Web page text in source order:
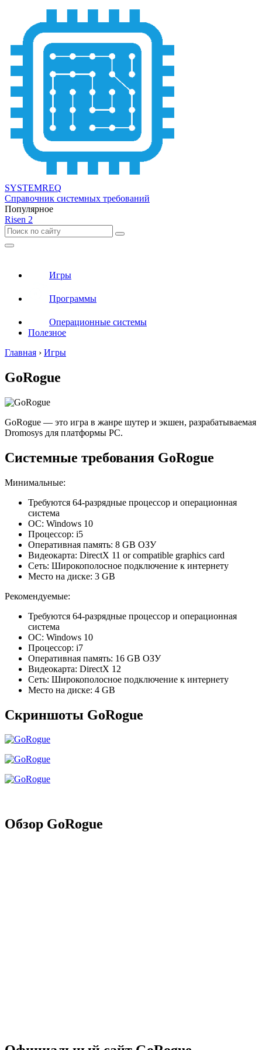
SYSTEMREQ
Справочник системных требований
Популярное
Risen 2
Игры
Программы
Операционные системы
Полезное
Главная › Игры
GoRogue
GoRogue — это игра в жанре шутер и экшен, разрабатываемая
Dromosys для платформы PC.
Системные требования GoRogue
Минимальные:
Требуются 64-разрядные процессор и операционная
система
ОС: Windows 10
Процессор: i5
Оперативная память: 8 GB ОЗУ
Видеокарта: DirectX 11 or compatible graphics card
Сеть: Широкополосное подключение к интернету
Место на диске: 3 GB
Рекомендуемые:
Требуются 64-разрядные процессор и операционная
система
ОС: Windows 10
Процессор: i7
Оперативная память: 16 GB ОЗУ
Видеокарта: DirectX 12
Сеть: Широкополосное подключение к интернету
Место на диске: 4 GB
Скриншоты GoRogue
Обзор GoRogue